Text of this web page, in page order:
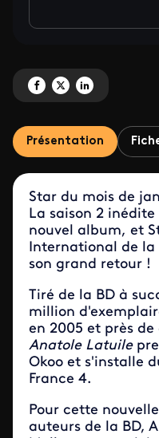
Partagez 'Anatole Latuile – Il
Partagez 'Anatole
Partagez 'Anatole
Présentation
Star du mois de
La saison 2
nouvel album, et
International de la
son grand retour !
Tiré de la BD à
million
en 2005 et près de
Anatole Latuile
Okoo et s'installe
France 4.
Pour cette
auteurs de la BD,